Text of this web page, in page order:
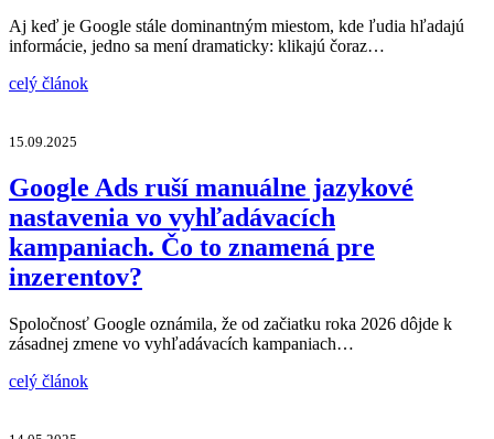
Aj keď je Google stále dominantným miestom, kde ľudia hľadajú
informácie, jedno sa mení dramaticky: klikajú čoraz…
celý článok
15.09.2025
Google Ads ruší manuálne jazykové
nastavenia vo vyhľadávacích
kampaniach. Čo to znamená pre
inzerentov?
Spoločnosť Google oznámila, že od začiatku roka 2026 dôjde k
zásadnej zmene vo vyhľadávacích kampaniach…
celý článok